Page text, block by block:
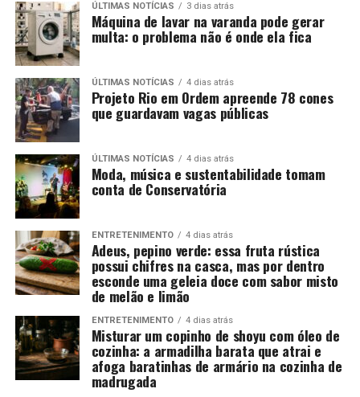
ÚLTIMAS NOTÍCIAS 3 dias atrás
Máquina de lavar na varanda pode gerar
multa: o problema não é onde ela fica
ÚLTIMAS NOTÍCIAS 4 dias atrás
Projeto Rio em Ordem apreende 78 cones
que guardavam vagas públicas
ÚLTIMAS NOTÍCIAS 4 dias atrás
Moda, música e sustentabilidade tomam
conta de Conservatória
ENTRETENIMENTO 4 dias atrás
Adeus, pepino verde: essa fruta rústica
possui chifres na casca, mas por dentro
esconde uma geleia doce com sabor misto
de melão e limão
ENTRETENIMENTO 4 dias atrás
Misturar um copinho de shoyu com óleo de
cozinha: a armadilha barata que atrai e
afoga baratinhas de armário na cozinha de
madrugada